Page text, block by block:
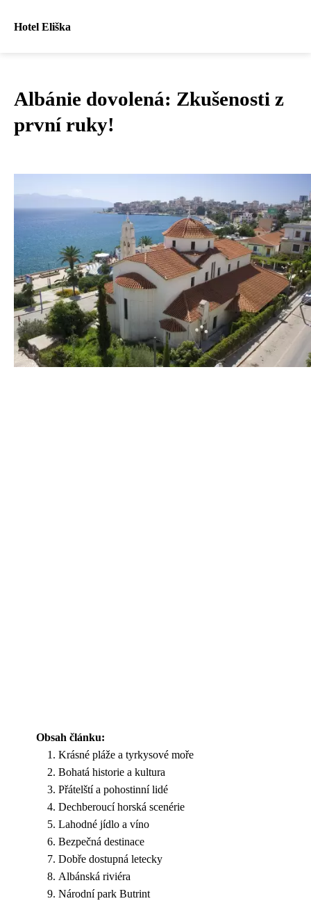
Hotel Eliška
Albánie dovolená: Zkušenosti z
první ruky!
Obsah článku:
Krásné pláže a tyrkysové moře
Bohatá historie a kultura
Přátelští a pohostinní lidé
Dechberoucí horská scenérie
Lahodné jídlo a víno
Bezpečná destinace
Dobře dostupná letecky
Albánská riviéra
Národní park Butrint